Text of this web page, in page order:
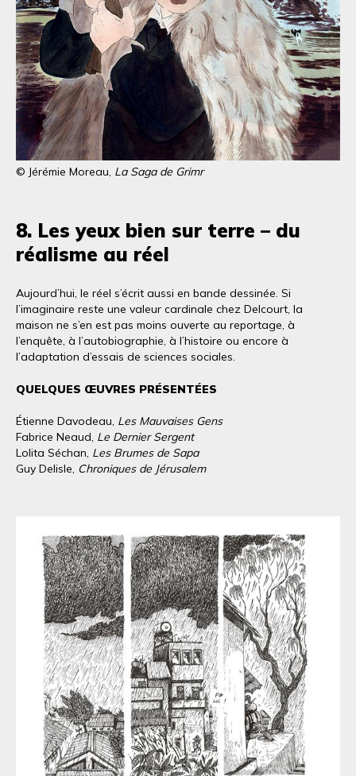
© Jérémie Moreau, La Saga de Grimr
8. Les yeux bien sur terre – du
réalisme au réel
Aujourd’hui, le réel s’écrit aussi en bande dessinée. Si
l’imaginaire reste une valeur cardinale chez Delcourt, la
maison ne s’en est pas moins ouverte au reportage, à
l’enquête, à l’autobiographie, à l’histoire ou encore à
l’adaptation d’essais de sciences sociales.
QUELQUES ŒUVRES PRÉSENTÉES
Étienne Davodeau, Les Mauvaises Gens
Fabrice Neaud, Le Dernier Sergent
Lolita Séchan, Les Brumes de Sapa
Guy Delisle, Chroniques de Jérusalem